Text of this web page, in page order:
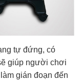
tự đứng, có
giúp người chơi
gián đoạn đến